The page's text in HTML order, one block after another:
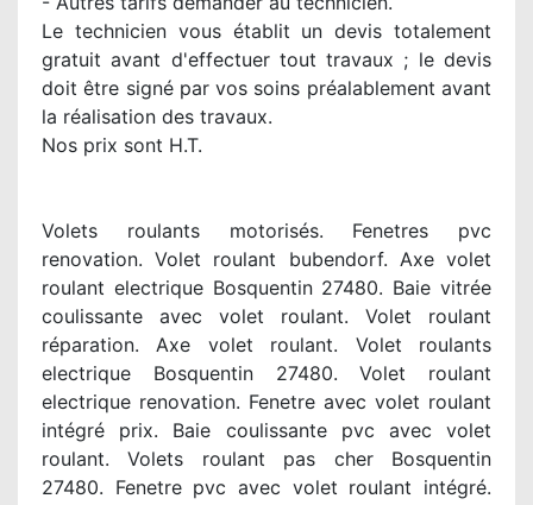
Le technicien vous établit un devis totalement
gratuit avant d'effectuer tout travaux ; le devis
doit être signé par vos soins préalablement avant
la réalisation des travaux.
Nos prix sont H.T.
Volets roulants motorisés. Fenetres pvc
renovation. Volet roulant bubendorf. Axe volet
roulant electrique Bosquentin 27480. Baie vitrée
coulissante avec volet roulant. Volet roulant
réparation. Axe volet roulant. Volet roulants
electrique Bosquentin 27480. Volet roulant
electrique renovation. Fenetre avec volet roulant
intégré prix. Baie coulissante pvc avec volet
roulant. Volets roulant pas cher Bosquentin
27480. Fenetre pvc avec volet roulant intégré.